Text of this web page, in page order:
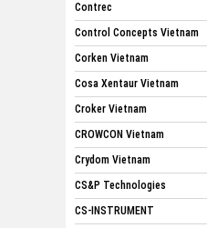
Contrec
Control Concepts Vietnam
Corken Vietnam
Cosa Xentaur Vietnam
Croker Vietnam
CROWCON Vietnam
Crydom Vietnam
CS&P Technologies
CS-INSTRUMENT